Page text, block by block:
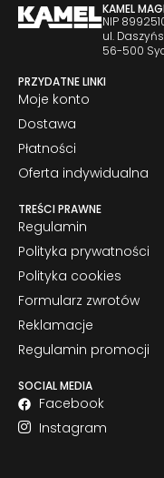
KAMEL
NIP
ul.
56-500
PRZYDATNE LINKI
Moje konto
Dostawa
Płatności
Oferta indywidualna
TREŚCI PRAWNE
Regulamin
Polityka prywatności
Polityka cookies
Formularz zwrotów
Reklamacje
Regulamin promocji
SOCIAL MEDIA
Facebook
Instagram